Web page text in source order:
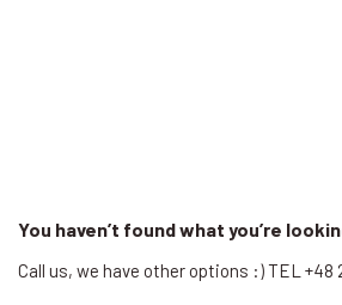
You haven’t found what you’re
Call us, we have other options :) TEL +48